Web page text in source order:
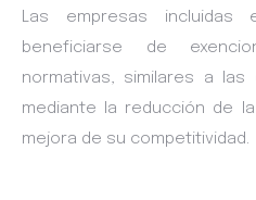
Las empresas
beneficiarse de
normativas, similares a
mediante la reducción de
mejora de su competitividad.